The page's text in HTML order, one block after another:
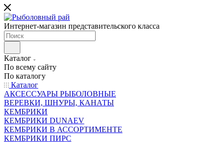
Интернет-магазин представительского класса
Каталог
По всему сайту
По каталогу
Каталог
АКСЕССУАРЫ РЫБОЛОВНЫЕ
ВЕРЕВКИ, ШНУРЫ, КАНАТЫ
КЕМБРИКИ
КЕМБРИКИ DUNAEV
КЕМБРИКИ В АССОРТИМЕНТЕ
КЕМБРИКИ ПИРС